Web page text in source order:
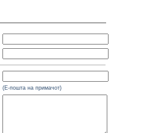
(Е-пошта на примачот)